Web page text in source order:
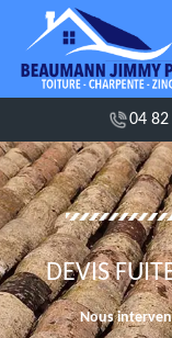
04
DEVIS
Nous